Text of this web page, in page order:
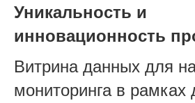
Уникальность и
инновационность
Витрина данных для
мониторинга в рамках